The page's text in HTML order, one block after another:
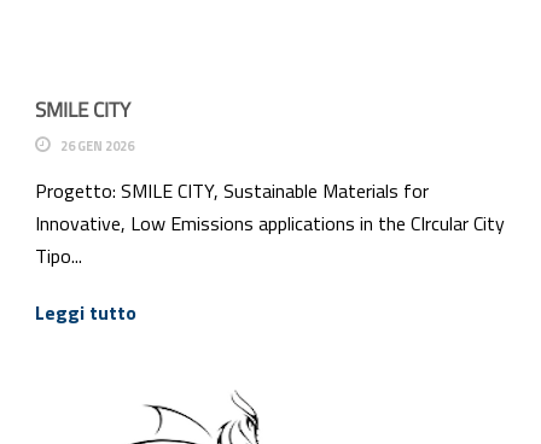
SMILE CITY
26 GEN 2026
Progetto: SMILE CITY, Sustainable Materials for
Innovative, Low Emissions applications in the CIrcular City
Tipo...
Leggi tutto